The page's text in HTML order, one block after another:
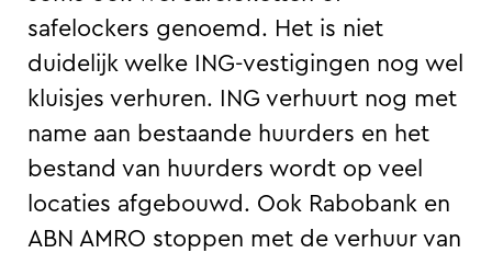
safelockers genoemd. Het is niet
duidelijk welke ING-vestigingen nog wel
kluisjes verhuren. ING verhuurt nog met
name aan bestaande huurders en het
bestand van huurders wordt op veel
locaties afgebouwd. Ook Rabobank en
ABN AMRO stoppen met de verhuur van